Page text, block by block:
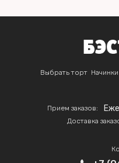
Выбрать торт Начинки
Прием заказов:
Доставка